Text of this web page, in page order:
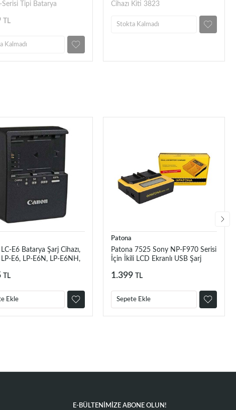
Serisi Tipi Batarya
TL
Kalmadı
Cihazı Kiti 3823
Stokta Kalmadı
E6 Batarya Şarj Cihazı,
E6, LP-E6N, LP-E6NH,
TL
Ekle
Patona
Patona 7525 Sony NP-F970 Serisi
İçin İkili LCD Ekranlı USB Şarj
1.399 TL
Sepete Ekle
E-BÜLTENIMIZE ABONE OLUN!